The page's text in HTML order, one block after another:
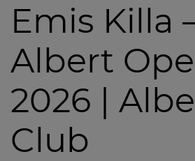
Emis Killa
Albert
2026 |
Club